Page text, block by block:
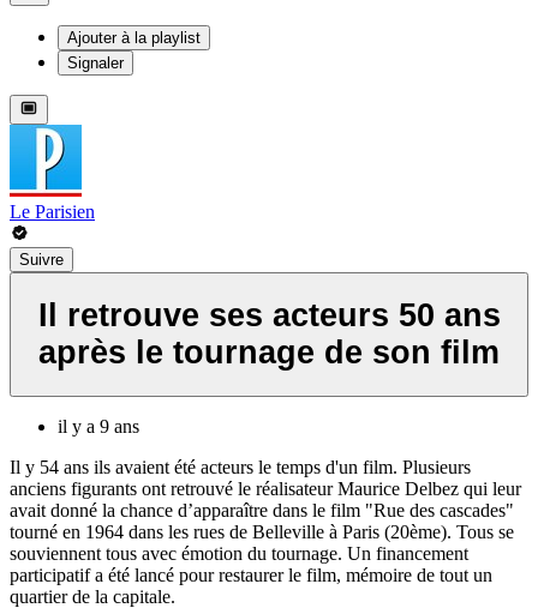
Ajouter à la playlist
Signaler
Le Parisien
Suivre
Il retrouve ses acteurs 50 ans
après le tournage de son film
il y a 9 ans
Il y 54 ans ils avaient été acteurs le temps d'un film. Plusieurs
anciens figurants ont retrouvé le réalisateur Maurice Delbez qui leur
avait donné la chance d’apparaître dans le film "Rue des cascades"
tourné en 1964 dans les rues de Belleville à Paris (20ème). Tous se
souviennent tous avec émotion du tournage. Un financement
participatif a été lancé pour restaurer le film, mémoire de tout un
quartier de la capitale.